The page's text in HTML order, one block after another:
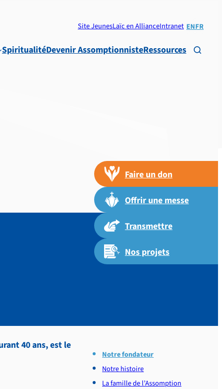
Site JeunesLaïc en AllianceIntranet ENFR
SpiritualitéDevenir AssomptionnisteRessources 
Faire un don
Offrir une messe
Transmettre
Nos projets
40 ans, est le
Notre fondateur
Notre histoire
La famille de l’Assomption